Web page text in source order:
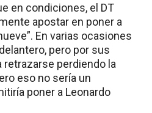
en condiciones, el DT
apostar en poner a
En varias ocasiones
pero por sus
perdiendo la
eso no sería un
poner a Leonardo